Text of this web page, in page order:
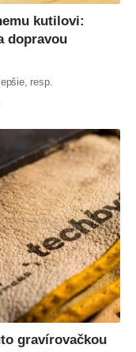
kutilovi:
dopravou
resp.
gravírovačkou